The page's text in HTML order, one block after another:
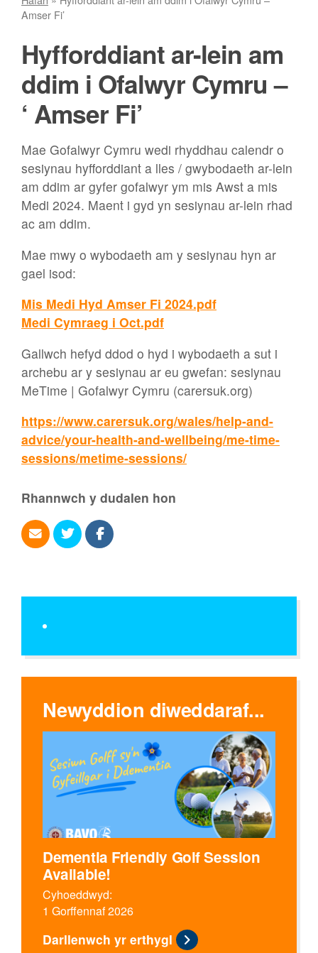
Amser Fi’
Hyfforddiant ar-lein am
ddim i Ofalwyr Cymru –
‘ Amser Fi’
Mae Gofalwyr Cymru wedi rhyddhau calendr o
sesiynau hyfforddiant a lles / gwybodaeth ar-lein
am ddim ar gyfer gofalwyr ym mis Awst a mis
Medi 2024. Maent i gyd yn sesiynau ar-lein rhad
ac am ddim.
Mae mwy o wybodaeth am y sesiynau hyn ar
gael isod:
Mis Medi Hyd Amser Fi 2024.pdf
Medi Cymraeg i Oct.pdf
Gallwch hefyd ddod o hyd i wybodaeth a sut i
archebu ar y sesiynau ar eu gwefan: sesiynau
MeTime | Gofalwyr Cymru (carersuk.org)
https://www.carersuk.org/wales/help-and-
advice/your-health-and-wellbeing/me-time-
sessions/metime-sessions/
Rhannwch y dudalen hon
Newyddion diweddaraf...
Dementia Friendly Golf Session
Available!
Cyhoeddwyd:
1 Gorffennaf 2026
Darllenwch yr erthygl